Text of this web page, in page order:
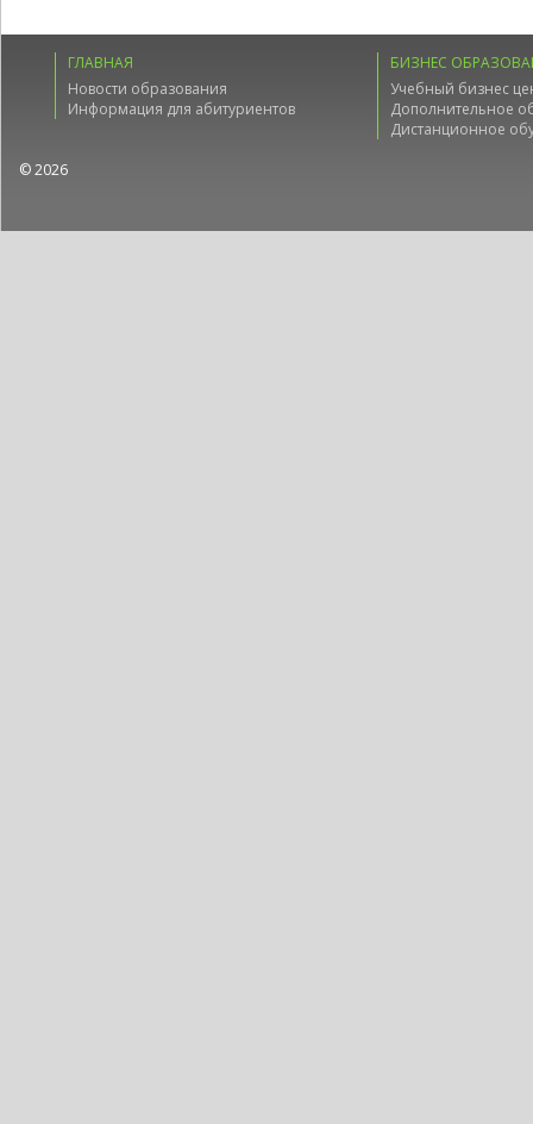
ГЛАВНАЯ
Новости образования
Информация для абитуриентов
БИЗНЕС
Учебный бизнес
Дополнительное
Дистанционное
© 2026